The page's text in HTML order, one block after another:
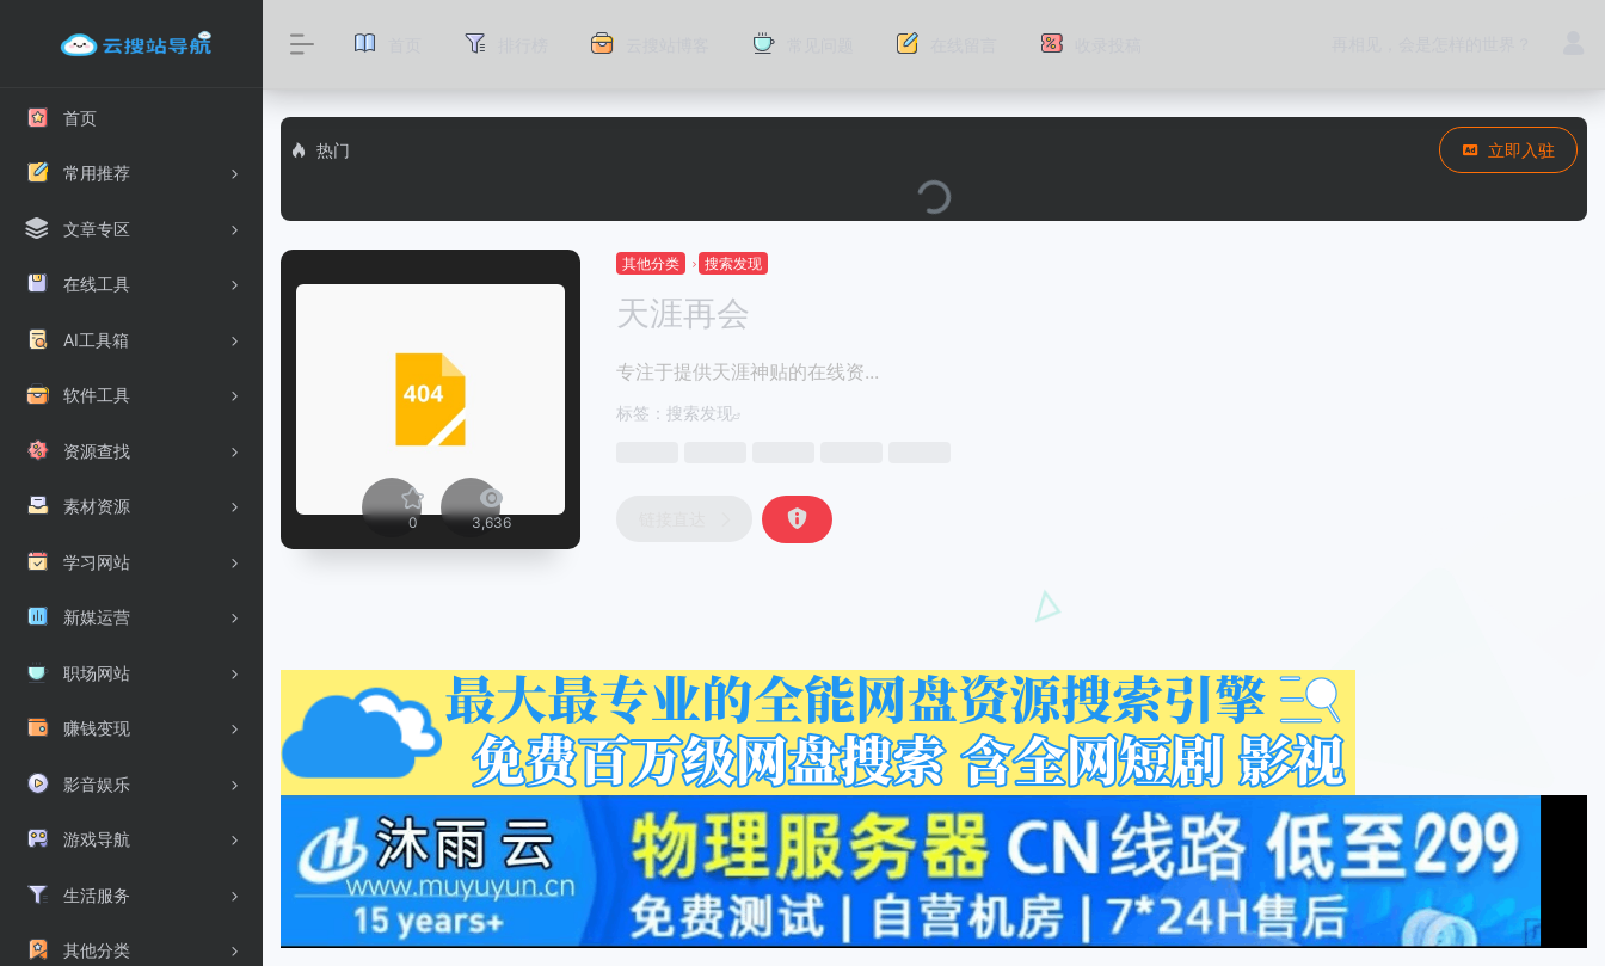
首页
常用推荐
文章专区
在线工具
AI工具箱
软件工具
资源查找
素材资源
学习网站
新媒运营
职场网站
赚钱变现
影音娱乐
游戏导航
生活服务
其他分类
热门 立即入驻
0 3,636
其他分类 搜索发现
天涯再会
专注于提供天涯神贴的在线资...
标签： 搜索发现